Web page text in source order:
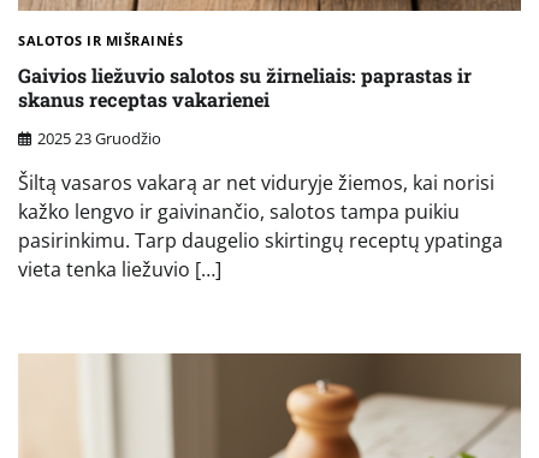
SALOTOS IR MIŠRAINĖS
Gaivios liežuvio salotos su žirneliais: paprastas ir
skanus receptas vakarienei
2025 23 Gruodžio
Šiltą vasaros vakarą ar net viduryje žiemos, kai norisi
kažko lengvo ir gaivinančio, salotos tampa puikiu
pasirinkimu. Tarp daugelio skirtingų receptų ypatinga
vieta tenka liežuvio […]